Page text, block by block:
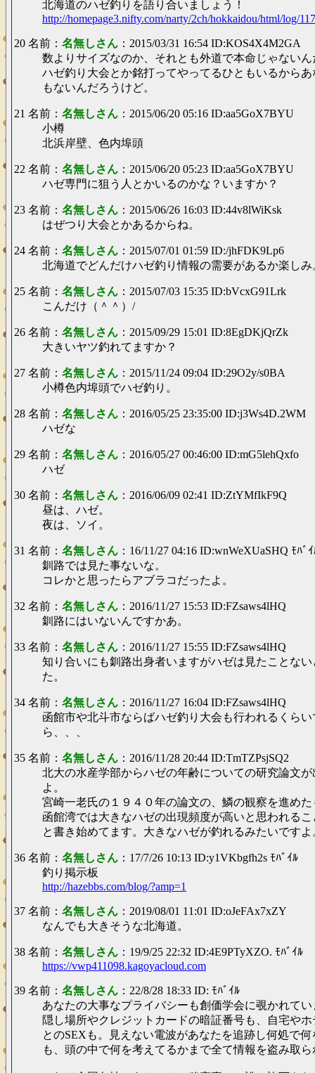
北海道のハゼ釣りを語り合いましょう！
http://homepage3.nifty.com/narty/2ch/hokkaidou/html/log/
20 名前： 名無しさん ：2015/03/31 16:54 ID:KOS4X4M2GA
数よりサイズなのか、それとも外道で本命じゃないん
ハゼ釣り大会とか銘打ってやってるひともいるから
もないんだろうけど。
21 名前： 名無しさん ：2015/06/20 05:16 ID:aa5GoX7BYU
小樽
北浜岸壁、色内埠頭
22 名前： 名無しさん ：2015/06/20 05:23 ID:aa5GoX7BYU
ハゼ専門に狙う人とかいるのかな？いますか？
23 名前： 名無しさん ：2015/06/26 16:03 ID:44v8lWiKsk
はぜつり大会とかあるからね。
24 名前： 名無しさん ：2015/07/01 01:59 ID:/jhFDK9Lp6
北海道でどんだけハゼ釣り情報の需要があるか楽しみ
25 名前： 名無しさん ：2015/07/03 15:35 ID:bVcxG91Lrk
こんだけ（＾＾）/
26 名前： 名無しさん ：2015/09/29 15:01 ID:8EgDKjQrZk
大きいヤツ釣れてますか？
27 名前： 名無しさん ：2015/11/24 09:04 ID:29O2y/s0BA
小樽色内埠頭でハゼ釣り。
28 名前： 名無しさん ：2016/05/25 23:35:00 ID:j3Ws4D.2WM
ハゼな
29 名前： 名無しさん ：2016/05/27 00:46:00 ID:mG5lehQxfo
ハゼ
30 名前： 名無しさん ：2016/06/09 02:41 ID:ZtYMfIkF9Q
昼は、ハゼ。
夜は、ソイ。
31 名前： 名無しさん ：16/11/27 04:16 ID:wnWeXUaSHQ ﾓﾊﾞ
釧路では見た事ないな。
コレかと思ったらアブラコだったよ。
32 名前： 名無しさん ：2016/11/27 15:53 ID:FZsaws4lHQ
釧路にはいないんですかあ。
33 名前： 名無しさん ：2016/11/27 15:55 ID:FZsaws4lHQ
知り合いにも釧路出身者いますがハゼは見たことな
た。
34 名前： 名無しさん ：2016/11/27 16:04 ID:FZsaws4lHQ
函館市や北斗市ならばハゼ釣り大会も行われるくらい
ら、、、
35 名前： 名無しさん ：2016/11/28 20:44 ID:TmTZPsjSQ2
北大の水産学部からハゼの年齢についての研究論文
よ。
宮崎一老氏の１９４０年の論文の、鱗の観察を進め
函館湾では大きなハゼの出現頻度が高いと思われる
と書き始めてます。大きなハゼが釣れるみたいですよ
36 名前： 名無しさん ：17/7/26 10:13 ID:y1VKbgfh2s ﾓﾊﾞｲﾙ
釣り掲示板
http://hazebbs.com/blog/?amp=1
37 名前： 名無しさん ：2019/08/01 11:01 ID:oJeFAx7xZY
なんでも大きそうな北海道。
38 名前： 名無しさん ：19/9/25 22:32 ID:4E9PTyXZO. ﾓﾊﾞｲﾙ
https://vwp411098.kagoyacloud.com
39 名前： 名無しさん ：22/8/28 18:33 ID: ﾓﾊﾞｲﾙ
あなたの大事なプライバシーも創価学会に覗かれて
隠し場所やクレジットカードの暗証番号も、自宅や
とのSEXも。見えない電波があなたを追跡し何処で何
も、頭の中で何を考えてるかまで全て情報を盗み取